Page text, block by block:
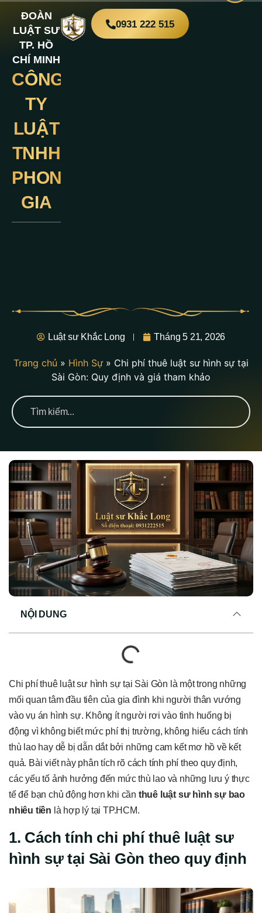
ĐOÀN
LUẬT SƯ
TP. HỒ
CHÍ MINH
CÔNG
TY
LUẬT
TNHH
PHONG
GIA
0931 222 515
Luật sư Khắc Long Tháng 5 21, 2026
Trang chủ » Hình Sự» Chi phí thuê luật sư hình sự tại
Sài Gòn: Quy định và giá tham khảo
NỘI DUNG
Chi phí thuê luật sư hình sự tại Sài Gòn là một trong những
mối quan tâm đầu tiên của gia đình khi người thân vướng
vào vụ án hình sự. Không ít người rơi vào tình huống bị
động vì không biết mức phí thị trường, không hiểu cách tính
thù lao hay dễ bị dẫn dắt bởi những cam kết mơ hồ về kết
quả. Bài viết này phân tích rõ cách tính phí theo quy định,
các yếu tố ảnh hưởng đến mức thù lao và những lưu ý thực
tế để bạn chủ động hơn khi cần thuê luật sư hình sự bao
nhiêu tiền là hợp lý tại TP.HCM.
1. Cách tính chi phí thuê luật sư
hình sự tại Sài Gòn theo quy định